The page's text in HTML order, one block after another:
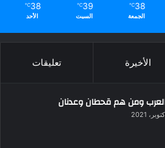
38
℃
الجمعة
39
℃
السبت
38
℃
الأحد
الأخيرة تعليقات
ومن هم قحطان وعدنان